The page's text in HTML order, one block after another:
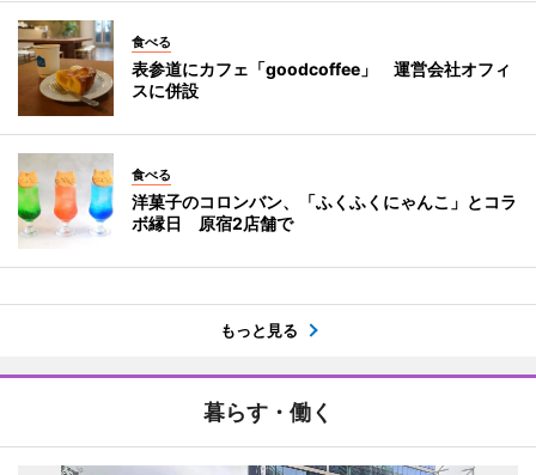
食べる
表参道にカフェ「goodcoffee」 運営会社オフィ
スに併設
食べる
洋菓子のコロンバン、「ふくふくにゃんこ」とコラ
ボ縁日 原宿2店舗で
もっと見る
暮らす・働く